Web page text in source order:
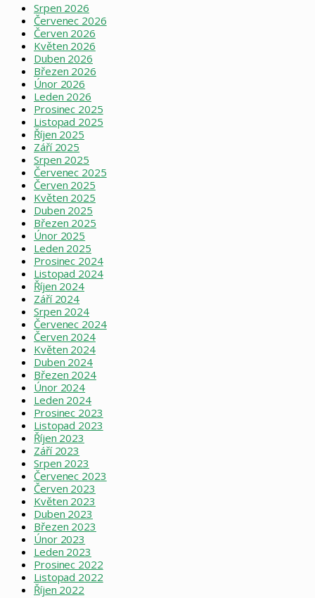
Srpen 2026
Červenec 2026
Červen 2026
Květen 2026
Duben 2026
Březen 2026
Únor 2026
Leden 2026
Prosinec 2025
Listopad 2025
Říjen 2025
Září 2025
Srpen 2025
Červenec 2025
Červen 2025
Květen 2025
Duben 2025
Březen 2025
Únor 2025
Leden 2025
Prosinec 2024
Listopad 2024
Říjen 2024
Září 2024
Srpen 2024
Červenec 2024
Červen 2024
Květen 2024
Duben 2024
Březen 2024
Únor 2024
Leden 2024
Prosinec 2023
Listopad 2023
Říjen 2023
Září 2023
Srpen 2023
Červenec 2023
Červen 2023
Květen 2023
Duben 2023
Březen 2023
Únor 2023
Leden 2023
Prosinec 2022
Listopad 2022
Říjen 2022